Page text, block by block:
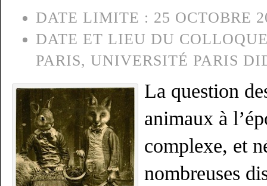
DATE LIMITE : 25 OCTOBRE
DATE ET LIEU DU
PARIS, UNIVERSITÉ PARIS
La question
animaux à
complexe, et
nombreuses